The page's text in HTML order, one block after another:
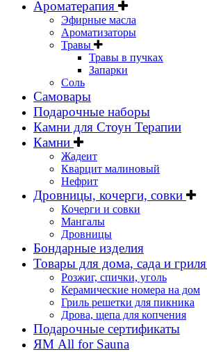
Ароматерапия
Эфирные масла
Ароматизаторы
Травы
Травы в пучках
Запарки
Соль
Самовары
Подарочные наборы
Камни для Стоун Терапии
Камни
Жадеит
Кварцит малиновый
Нефрит
Дровницы, кочерги, совки
Кочерги и совки
Мангалы
Дровницы
Бондарные изделия
Товары для дома, сада и гриля
Розжиг, спички, уголь
Керамические номера на дом
Гриль решетки для пикника
Дрова, щепа для копчения
Подарочные сертификаты
ЯМ All for Sauna